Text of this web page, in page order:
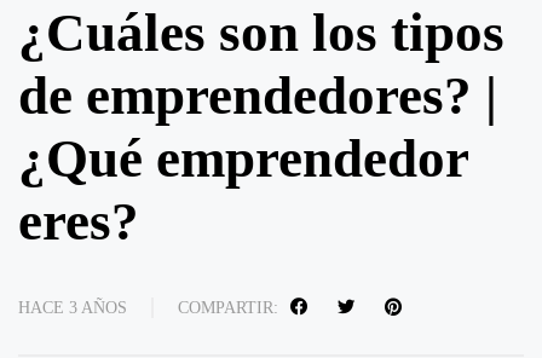
¿Cuáles son los tipos
de emprendedores? |
¿Qué emprendedor
eres?
HACE 3 AÑOS COMPARTIR: